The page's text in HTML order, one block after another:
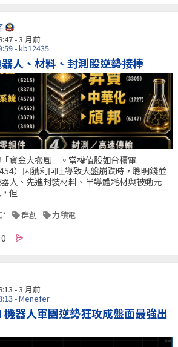
- 3 月前
- kb12435
人、材料、封測股逆勢接棒
資金大搬風」。當權值股如台積電
）因獲利回吐導致大盤崩跌時，聰明錢並
人、先進封裝材料、半導體耗材與被動元
但
* 群創 力積電
0
- 3 月前
- Menefer
器人軍團逆勢狂攻成盤面最強出